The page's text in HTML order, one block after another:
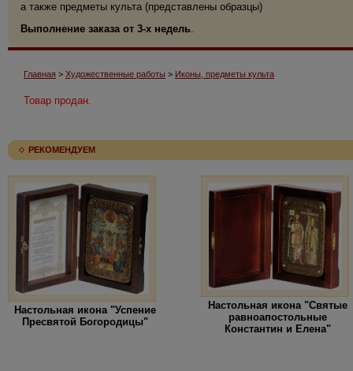
а также предметы культа (представлены образцы)
Выполнение заказа от 3-х недель.
Главная > Художественные работы > Иконы, предметы культа
Товар продан.
РЕКОМЕНДУЕМ
Настольная икона "Успение
Пресвятой Богородицы"
Настольная икона "Святые
равноапостольные
Константин и Елена"